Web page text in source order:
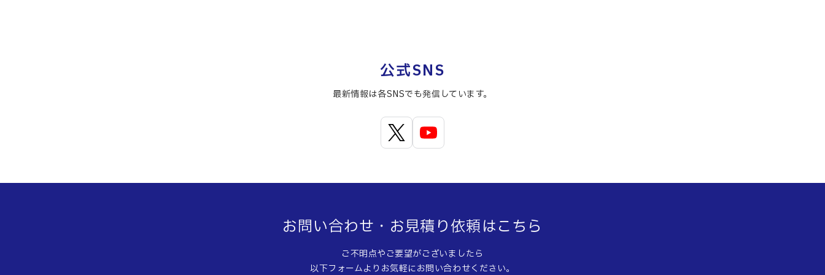
公式SNS
最新情報は各SNSでも発信しています。
お問い合わせ・お見積り依頼はこちら
ご不明点やご要望がございましたら
以下フォームよりお気軽にお問い合わせください。